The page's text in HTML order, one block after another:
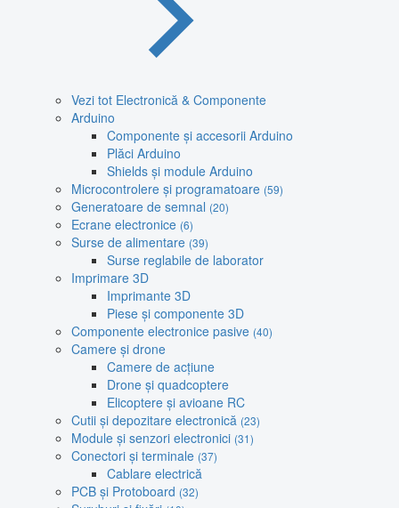
Vezi tot Electronică & Componente
Arduino
Componente și accesorii Arduino
Plăci Arduino
Shields și module Arduino
Microcontrolere și programatoare (59)
Generatoare de semnal (20)
Ecrane electronice (6)
Surse de alimentare (39)
Surse reglabile de laborator
Imprimare 3D
Imprimante 3D
Piese și componente 3D
Componente electronice pasive (40)
Camere și drone
Camere de acțiune
Drone și quadcoptere
Elicoptere și avioane RC
Cutii și depozitare electronică (23)
Module și senzori electronici (31)
Conectori și terminale (37)
Cablare electrică
PCB și Protoboard (32)